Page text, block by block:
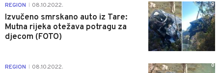
REGION 08.10.2022.
Izvučeno smrskano auto iz Tare:
Mutna rijeka otežava potragu za
djecom (FOTO)
0
REGION 08.10.2022. 0